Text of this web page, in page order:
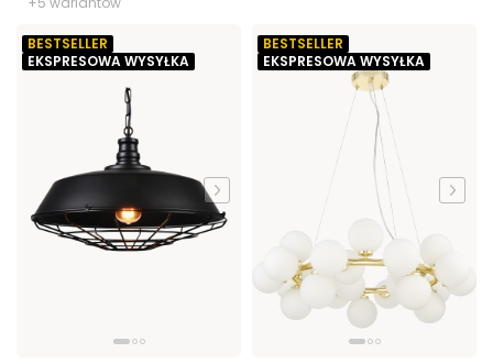
BESTSELLER
EKSPRESOWA WYSYŁKA
BESTSELLER
EKSPRESOWA WYSYŁKA